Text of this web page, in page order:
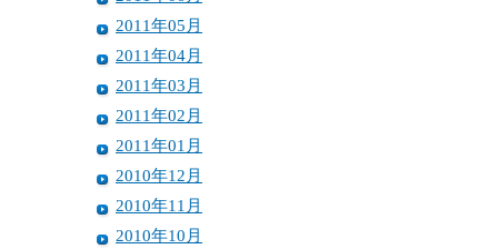
2011年05月
2011年04月
2011年03月
2011年02月
2011年01月
2010年12月
2010年11月
2010年10月